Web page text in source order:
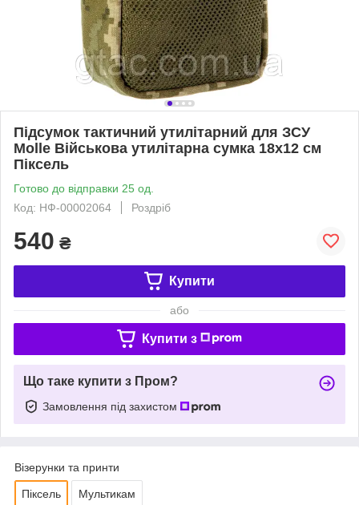
Підсумок тактичний утилітарний для ЗСУ
Molle Військова утилітарна сумка 18х12 см
Піксель
Готово до відправки 25 од.
Код: НФ-00002064
Роздріб
540 ₴
Купити
або
Купити з
Що таке купити з Пром?
Замовлення під захистом
Візерунки та принти
Піксель Мультикам